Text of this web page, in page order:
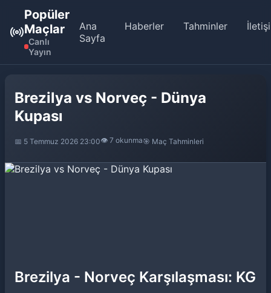
Popüler
Maçlar
Canlı
Yayın
Ana
Sayfa
Haberler Tahminler
Brezilya vs Norveç - Dünya
Kupası
📅 5 Temmuz 2026 23:00👁️ 7 okunma🎯 Maç Tahminleri
Brezilya - Norveç Karşılaşması: KG